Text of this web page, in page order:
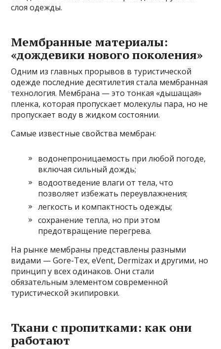
слоя одежды.
Мембранные материалы:
«дождевики нового поколения»
Одним из главных прорывов в туристической
одежде последние десятилетия стала мембранная
технология. Мембрана — это тонкая «дышащая»
пленка, которая пропускает молекулы пара, но не
пропускает воду в жидком состоянии.
Самые известные свойства мембран:
водонепроницаемость при любой погоде,
включая сильный дождь;
водоотведение влаги от тела, что
позволяет избежать переувлажнения;
легкость и компактность одежды;
сохранение тепла, но при этом
предотвращение перегрева.
На рынке мембраны представлены разными
видами — Gore-Tex, eVent, Dermizax и другими, но
принцип у всех одинаков. Они стали
обязательным элементом современной
туристической экипировки.
Ткани с пропитками: как они
работают